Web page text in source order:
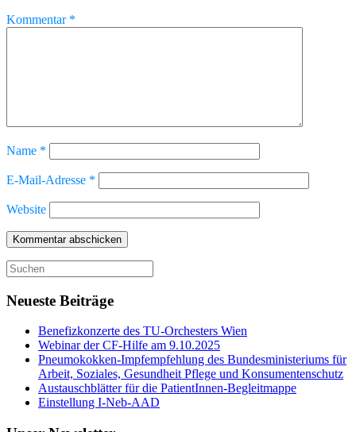
Kommentar *
Name *
E-Mail-Adresse *
Website
Suche
nach:
Neueste Beiträge
Benefizkonzerte des TU-Orchesters Wien
Webinar der CF-Hilfe am 9.10.2025
Pneumokokken-Impfempfehlung des Bundesministeriums für
Arbeit, Soziales, Gesundheit Pflege und Konsumentenschutz
Austauschblätter für die PatientInnen-Begleitmappe
Einstellung I-Neb-AAD